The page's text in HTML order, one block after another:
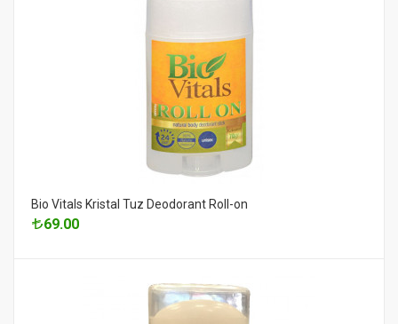
Bio Vitals Kristal Tuz Deodorant Roll-on
69.00